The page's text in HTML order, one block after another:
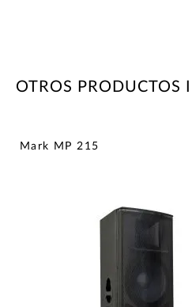
OTROS PRODUCTOS
Mark MP 215